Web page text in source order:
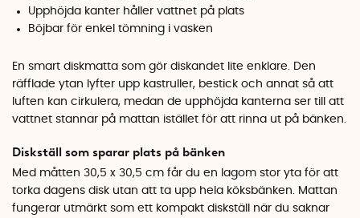
Upphöjda kanter håller vattnet på plats
Böjbar för enkel tömning i vasken
En smart diskmatta som gör diskandet lite enklare. Den
räfflade ytan lyfter upp kastruller, bestick och annat så att
luften kan cirkulera, medan de upphöjda kanterna ser till att
vattnet stannar på mattan istället för att rinna ut på bänken.
Diskställ som sparar plats på bänken
Med måtten 30,5 x 30,5 cm får du en lagom stor yta för att
torka dagens disk utan att ta upp hela köksbänken. Mattan
fungerar utmärkt som ett kompakt diskställ när du saknar